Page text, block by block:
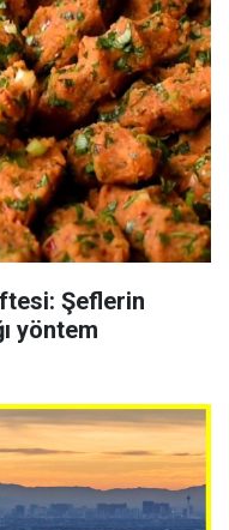
Şeflerin
yöntem